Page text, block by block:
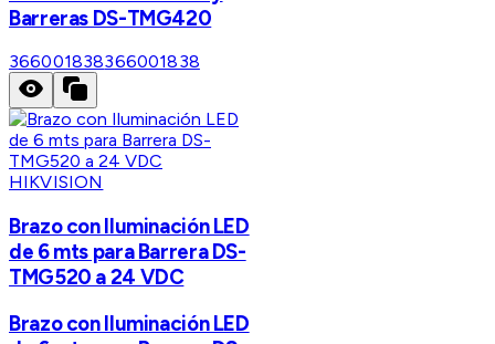
Barreras DS-TMG420
366001838366001838
HIKVISION
Brazo con Iluminación LED
de 6 mts para Barrera DS-
TMG520 a 24 VDC
Brazo con Iluminación LED